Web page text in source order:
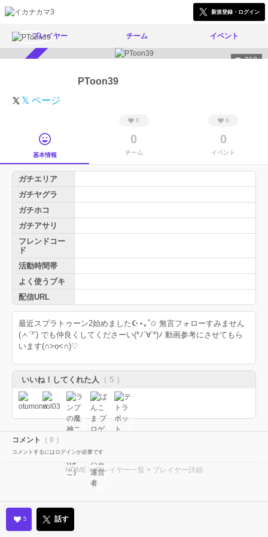
新規登録・ログイン
プレイヤー チーム イベント
312
PToon39
𝕏 ページ
基本情報
0
0
チーム
0
0
イベント
ガチエリア
ガチヤグラ
ガチホコ
ガチアサリ
フレンドコー
ド
活動時間帯
よく使うブキ
配信URL
最近スプラトゥーン2始めました☪︎⋆｡˚✩ 無言フォローすみません
(ㅅ´³`) でも仲良くしてくださーい(*ﾉ´∀`*)ﾉ 動画参考にさせてもら
います(∩˃o˂∩)♡
いいね！してくれた人 （ 5 ）
コメント （ 0 ）
コメントするにはログインが必要です
HOME >プレイヤー一覧 > プレイヤー詳細
5 話す